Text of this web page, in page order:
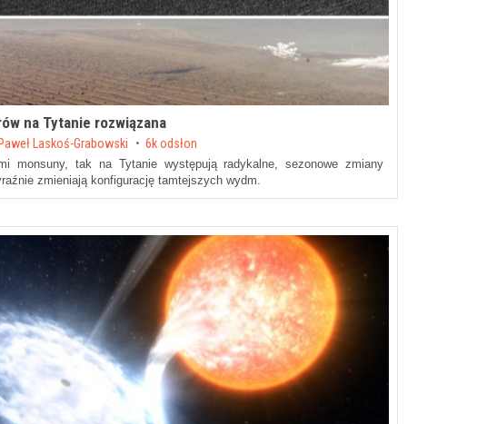
na Tytanie rozwiązana
Paweł Laskoś-Grabowski 6k odsłon
monsuny, tak na Tytanie występują radykalne, sezonowe zmiany
zmieniają konfigurację tamtejszych wydm.